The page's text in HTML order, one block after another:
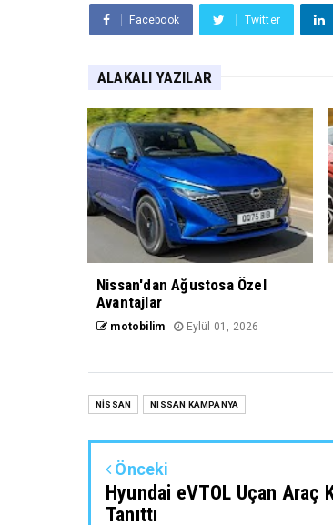
Facebook Twitter
ALAKALI YAZILAR
Nissan'dan Ağustosa Özel
Avantajlar
motobilim Eylül 01, 2026
NİSSAN NISSAN KAMPANYA
Önceki
Hyundai eVTOL Uçan Araç
Tanıttı